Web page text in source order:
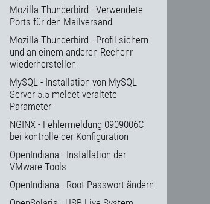
Mozilla Thunderbird - Verwendete
Ports für den Mailversand
Mozilla Thunderbird - Profil sichern
und an einem anderen Rechenr
wiederherstellen
MySQL - Installation von MySQL
Server 5.5 meldet veraltete
Parameter
NGINX - Fehlermeldung 0909006C
bei kontrolle der Konfiguration
OpenIndiana - Installation der
VMware Tools
OpenIndiana - Root Passwort ändern